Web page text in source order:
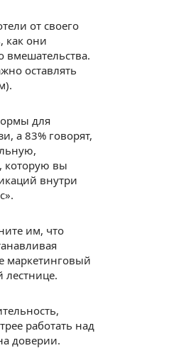
от своего
как они
вмешательства.
оставлять
для
а 83% говорят,
которую вы
внутри
им, что
маркетинговый
лестнице.
работать над
доверии.